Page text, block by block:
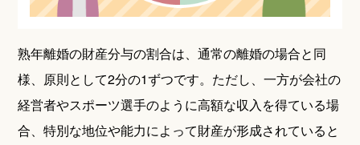
熟年離婚の財産分与の割合は、通常の離婚の場合と同
様、原則として2分の1ずつです。ただし、一方が会社の
経営者やスポーツ選手のように高額な収入を得ている場
合、特別な地位や能力によって財産が形成されていると